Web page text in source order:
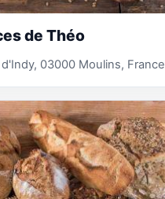
de Théo
03000 Moulins, France